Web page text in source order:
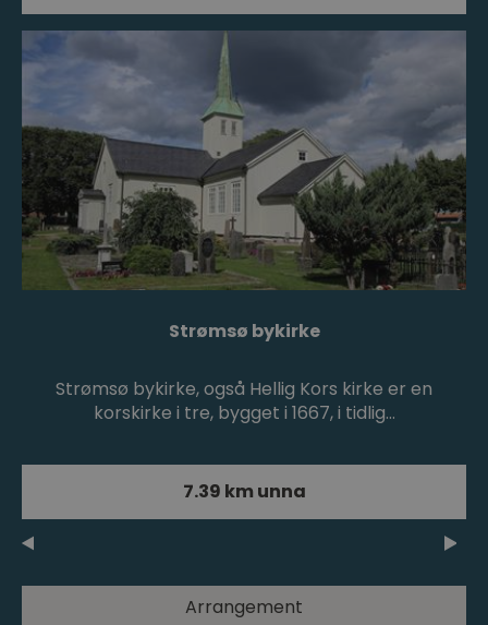
Strømsø bykirke
Strømsø bykirke, også Hellig Kors kirke er en
korskirke i tre, bygget i 1667, i tidlig…
7.39 km unna
Arrangement